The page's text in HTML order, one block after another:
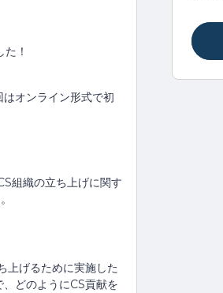
！
オンライン形式で初
組織の立ち上げに関す
上げるために実施した
どのようにCS貢献を